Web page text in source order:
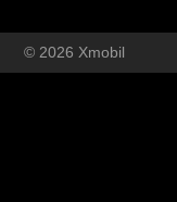
© 2026 Xmobil